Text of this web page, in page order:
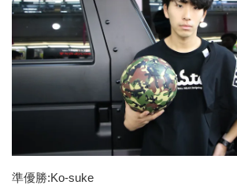
準優勝:Ko-suke